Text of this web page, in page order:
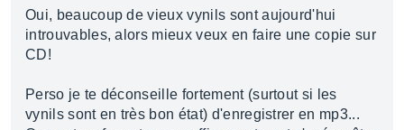
Oui, beaucoup de vieux vynils sont aujourd'hui
introuvables, alors mieux veux en faire une copie sur
CD!
Perso je te déconseille fortement (surtout si les
vynils sont en très bon état) d'enregistrer en mp3...